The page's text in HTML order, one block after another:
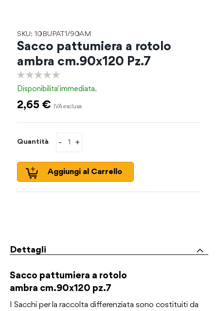
SKU: 10BUPAT1/90AM
Sacco pattumiera a rotolo
ambra cm.90x120 Pz.7
Disponibilita'immediata.
2,65 €
Quantità +
-
Aggiungi al Carrello
Dettagli
Sacco pattumiera a rotolo
ambra cm.90x120 pz.7
I Sacchi per la raccolta differenziata sono costituiti da
all'inizio
galleria